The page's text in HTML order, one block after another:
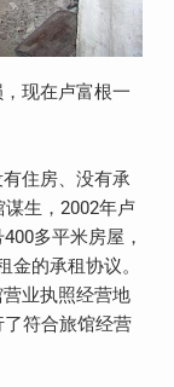
现在卢富根一
住房、没有承
生，2002年卢
多平米房屋，
的承租协议。
业执照经营地
符合旅馆经营